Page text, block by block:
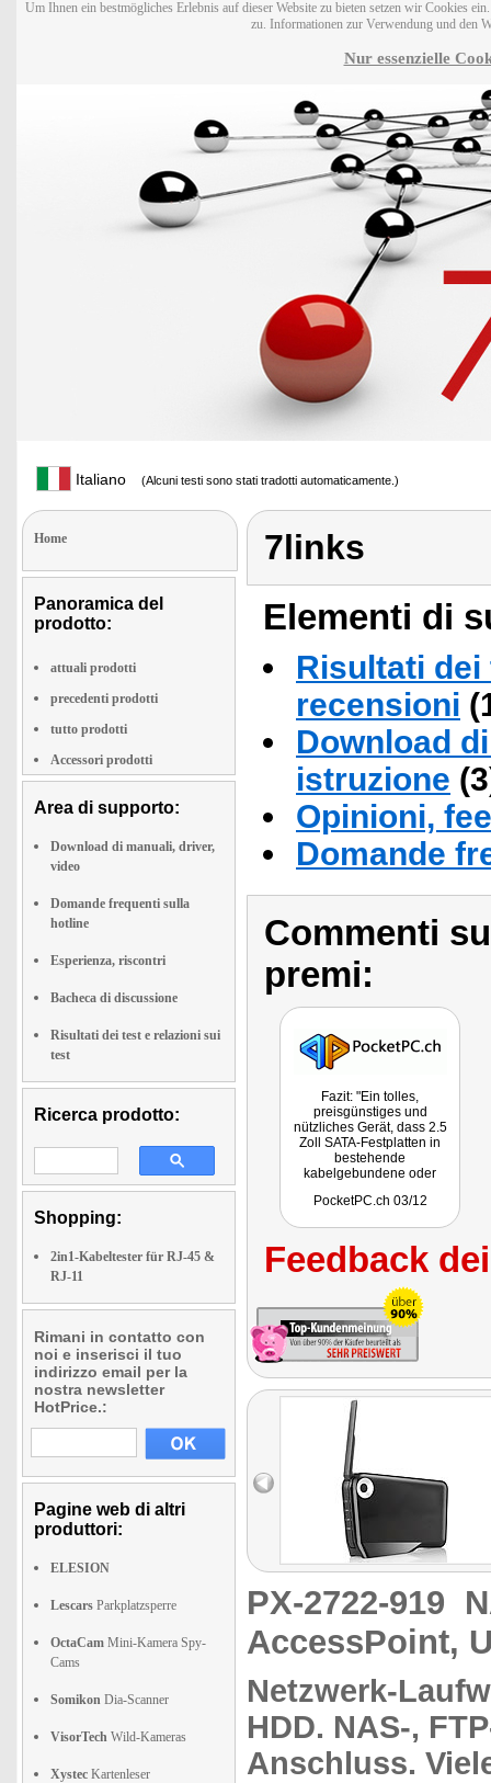
Um Ihnen ein bestmögliches Erlebnis auf dieser Website zu bieten setzen wir Cookies
zu. Informationen zur Verwendung und den
Nur essenzielle
Italiano (Alcuni testi sono stati tradotti automaticamente.)
Home
Panoramica del
prodotto:
attuali prodotti
precedenti prodotti
tutto prodotti
Accessori prodotti
Area di supporto:
Download di manuali, driver,
video
Domande frequenti sulla
hotline
Esperienza, riscontri
Bacheca di discussione
Risultati dei test e relazioni sui
test
Ricerca prodotto:
Shopping:
2in1-Kabeltester für RJ-45 &
RJ-11
Rimani in contatto con
noi e inserisci il tuo
indirizzo email per la
nostra newsletter
HotPrice.:
Pagine web di altri
produttori:
ELESION
Lescars Parkplatzsperre
OctaCam Mini-Kamera Spy-
Cams
Somikon Dia-Scanner
VisorTech Wild-Kameras
Xystec Kartenleser
7links
Elementi di
Risultati
recensioni
Download
istruzione
Opinioni,
Domande
Commenti
premi:
Fazit: "Ein tolles,
preisgünstiges und
nützliches Gerät, dass 2.5
Zoll SATA-Festplatten in
bestehende
kabelgebundene oder
einbindet oder gleich auch
einfache Bedienung und
die gute Ausstattung
empfehlenswert. Wer eine
SATA-Laptop-Festplatte
herumliegen hat, sollte
unbedingt zugreifen."
PocketPC.ch 03/12
Feedback
PX-2722-919
AccessPoint,
Netzwerk-
HDD. NAS-,
Anschluss.